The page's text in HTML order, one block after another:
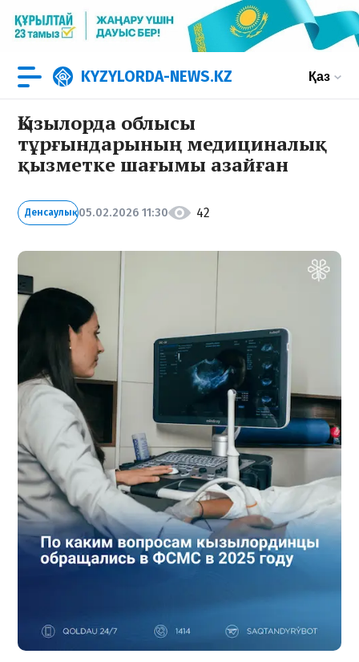
KYZYLORDA-NEWS.KZ Қаз
Қызылорда облысы
тұрғындарының медициналық
қызметке шағымы азайған
Денсаулық 05.02.2026 11:30 42